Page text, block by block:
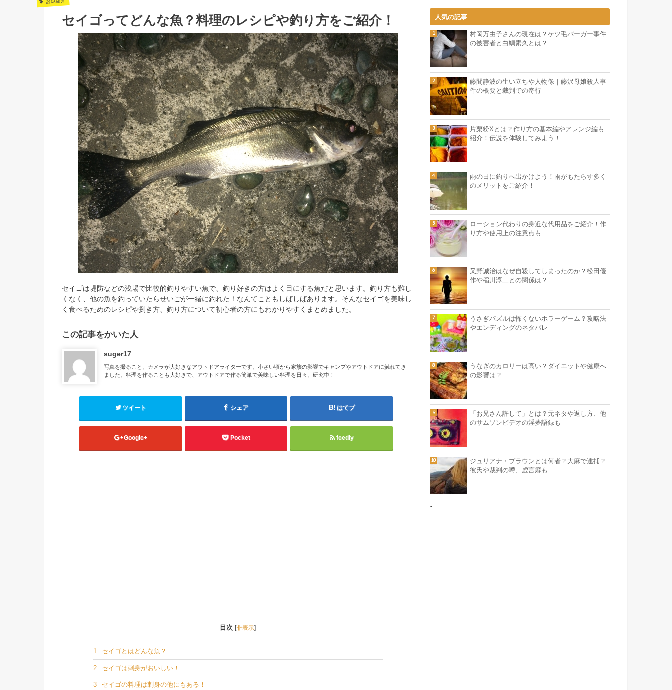
セイゴってどんな魚？料理のレシピや釣り方をご紹介！
セイゴは堤防などの浅場で比較的釣りやすい魚で、釣り好きの方はよく目にする魚だと思います。釣り方も難し
くなく、他の魚を釣っていたらせいごが一緒に釣れた！なんてこともしばしばあります。そんなセイゴを美味し
く食べるためのレシピや捌き方、釣り方について初心者の方にもわかりやすくまとめました。
この記事をかいた人
suger17
写真を撮ること、カメラが大好きなアウトドアライターです。小さい頃から家族の影響でキャンプやアウトドアに触れてき
ました。料理を作ることも大好きで、アウトドアで作る簡単で美味しい料理を日々、研究中！
ツイート シェア はてブ
Google+ Pocket feedly
目次 [非表示]
1 セイゴとはどんな魚？
2 セイゴは刺身がおいしい！
3 セイゴの料理は刺身の他にもある！
人気の記事
村岡万由子さんの現在は？ケツ毛バーガー事件
の被害者と白鯛素久とは？
藤間静波の生い立ちや人物像｜藤沢母娘殺人事
件の概要と裁判での奇行
片栗粉Xとは？作り方の基本編やアレンジ編も
紹介！伝説を体験してみよう！
雨の日に釣りへ出かけよう！雨がもたらす多く
のメリットをご紹介！
ローション代わりの身近な代用品をご紹介！作
り方や使用上の注意点も
又野誠治はなぜ自殺してしまったのか？松田優
作や稲川淳二との関係は？
うさぎパズルは怖くないホラーゲーム？攻略法
やエンディングのネタバレ
うなぎのカロリーは高い？ダイエットや健康へ
の影響は？
「お兄さん許して」とは？元ネタや返し方、他
のサムソンビデオの淫夢語録も
ジュリアナ・ブラウンとは何者？大麻で逮捕？
彼氏や裁判の噂、虚言癖も
"